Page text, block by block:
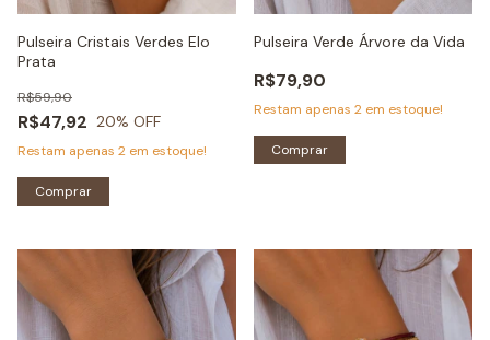
Pulseira Cristais Verdes Elo
Prata
R$47,92
R$59,90
20% OFF
Restam apenas 2 em estoque!
Comprar
Pulseira Verde Árvore da Vida
R$79,90
Restam apenas 2 em estoque!
Comprar